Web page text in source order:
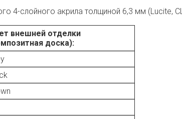
4-слойного акрила толщиной 6,3 мм
внешней отделки
доска):